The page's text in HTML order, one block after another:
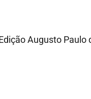
Augusto Paulo